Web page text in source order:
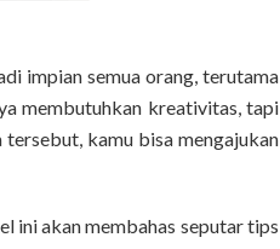
impian semua orang, terutama
membutuhkan kreativitas, tapi
tersebut, kamu bisa mengajukan
ini akan membahas seputar tips